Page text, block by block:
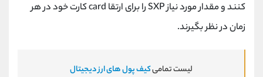
کنند و مقدار مورد نیاز SXP را برای ارتقا card کارت خود در هر
زمان در نظر بگیرند.
لیست تمامیکیف پول های ارز دیجیتال